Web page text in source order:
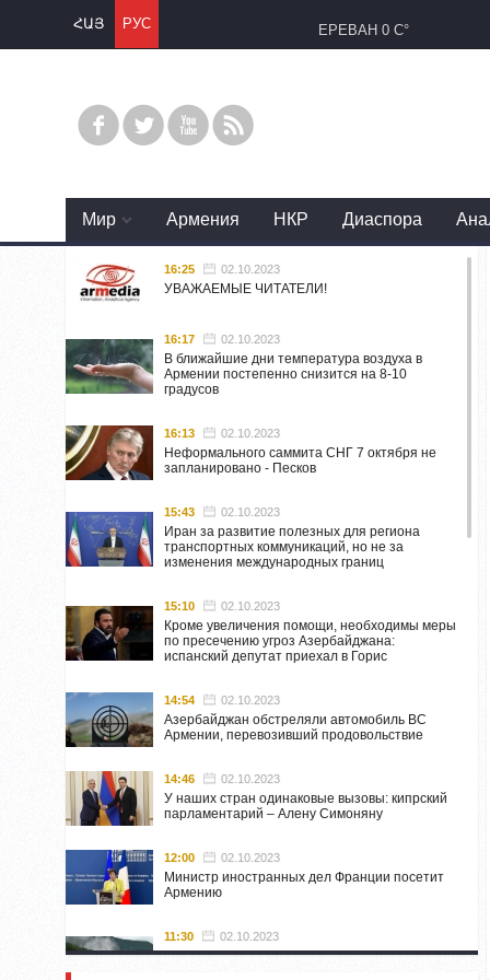
ՀԱՅ РУС ЕРЕВАН 0 C°
Mир Армения НКР Диаспора
16:25 02.10.2023
УВАЖАЕМЫЕ ЧИТАТЕЛИ!
16:17 02.10.2023
В ближайшие дни температура воздуха в
Армении постепенно снизится на 8-10
градусов
16:13 02.10.2023
Неформального саммита СНГ 7 октября не
запланировано - Песков
15:43 02.10.2023
Иран за развитие полезных для региона
транспортных коммуникаций, но не за
изменения международных границ
15:10 02.10.2023
Кроме увеличения помощи, необходимы меры
по пресечению угроз Азербайджана:
испанский депутат приехал в Горис
14:54 02.10.2023
Азербайджан обстреляли автомобиль ВС
Армении, перевозивший продовольствие
14:46 02.10.2023
У наших стран одинаковые вызовы: кипрский
парламентарий – Алену Симоняну
12:00 02.10.2023
Министр иностранных дел Франции посетит
Армению
11:30 02.10.2023
Самвел Шахраманян и группа ответственных